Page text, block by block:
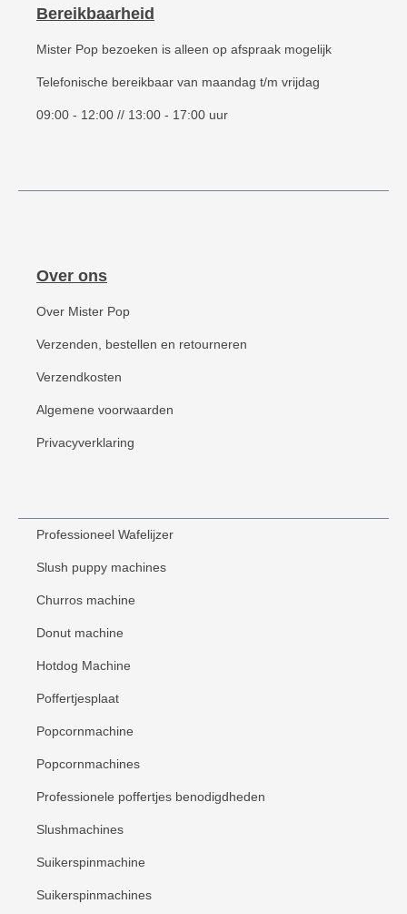
Bereikbaarheid
Mister Pop bezoeken is alleen op afspraak mogelijk
Telefonische bereikbaar van maandag t/m vrijdag
09:00 - 12:00 // 13:00 - 17:00 uur
Over ons
Over Mister Pop
Verzenden, bestellen en retourneren
Verzendkosten
Algemene voorwaarden
Privacyverklaring
Professioneel Wafelijzer
Slush puppy machines
Churros machine
Donut machine
Hotdog Machine
Poffertjesplaat
Popcornmachine
Popcornmachines
Professionele poffertjes benodigdheden
Slushmachines
Suikerspinmachine
Suikerspinmachines